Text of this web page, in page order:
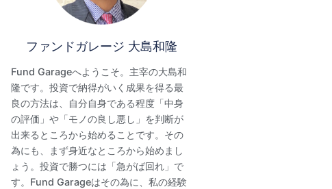
ファンドガレージ 大島和隆
Fund Garageへようこそ。主宰の大島和
隆です。投資で納得がいく成果を得る最
良の方法は、自分自身である程度「中身
の評価」や「モノの良し悪し」を判断が
出来るところから始めることです。その
為にも、まず身近なところから始めまし
ょう。投資で勝つには「急がば回れ」で
す。Fund Garageはその為に、私の経験